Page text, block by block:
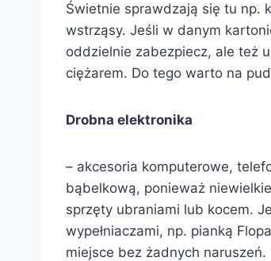
Świetnie sprawdzają się tu np.
wstrząsy. Jeśli w danym
oddzielnie zabezpiecz, ale też
ciężarem. Do tego warto na
Drobna elektronika
– akcesoria komputerowe,
bąbelkową, ponieważ
sprzęty ubraniami lub kocem.
wypełniaczami, np. pianką
miejsce bez żadnych naruszeń.